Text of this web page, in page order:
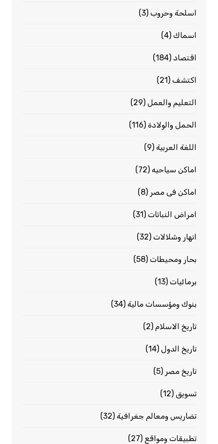
اسلحة وحروب(3)
اسماك(4)
اقتصاد(184)
اكتشف(21)
التعليم والعمل(29)
الحمل والولادة(116)
اللغة العربية(9)
اماكن سياحيه(72)
اماكن فى مصر (8)
امراض النباتات(31)
انهار وشلالات(32)
بحار ومحيطات(58)
برمائيات(13)
بنوك ومؤسسات مالية(34)
تاريخ الاسلام(2)
تاريخ الدول(14)
تاريخ مصر (5)
تسويق(12)
تضاريس ومعالم جغرافية(32)
تطبيقات ومواقع (27)